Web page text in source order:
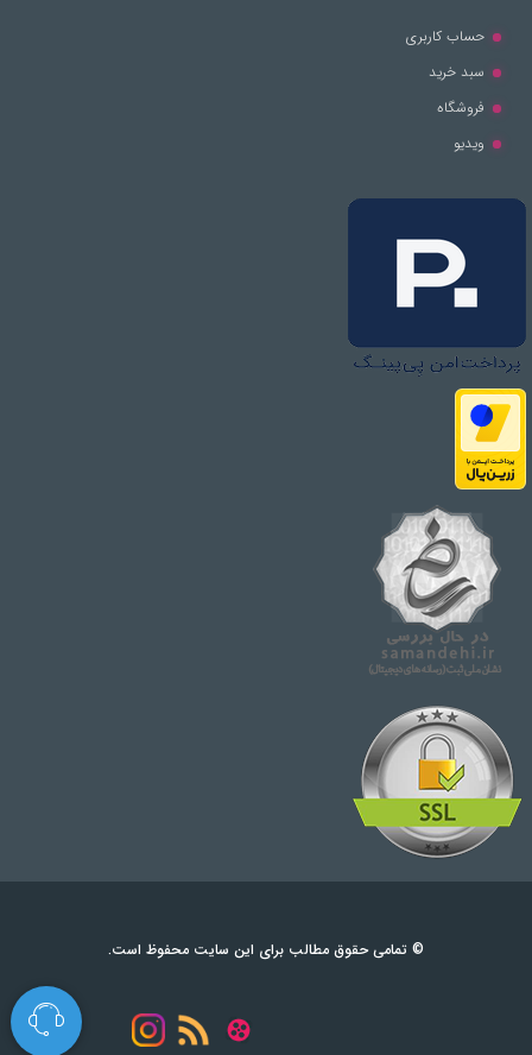
حساب کاربری
سبد خرید
فروشگاه
ویدیو
© تمامی حقوق مطالب برای این سایت محفوظ است.